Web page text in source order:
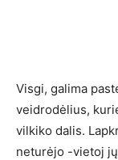
Visgi, galima
veidrodėlius,
vilkiko dalis.
neturėjo -vietoj